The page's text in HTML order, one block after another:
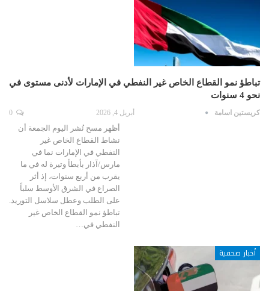
تباطؤ نمو القطاع الخاص غير النفطي في الإمارات لأدنى مستوى في
نحو 4 سنوات
كريستين اسامة أبريل 4, 2026
أظهر مسح نُشر اليوم الجمعة أن
نشاط القطاع الخاص غير
النفطي في الإمارات نما في
مارس/آذار بأبطأ وتيرة له في ما
يقرب من أربع سنوات، إذ أثر
الصراع في الشرق الأوسط سلباً
على الطلب وعطل سلاسل التوريد.
تباطؤ نمو القطاع الخاص غير
النفطي في…
أخبار صحفية